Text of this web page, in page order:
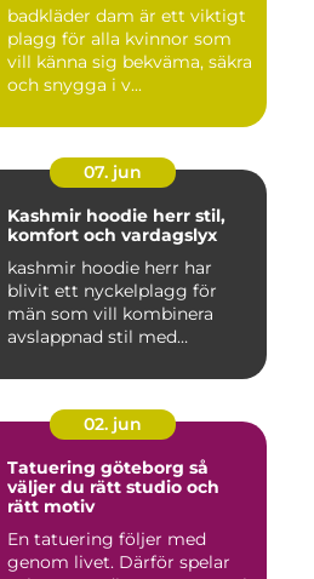
badkläder dam är ett viktigt
plagg för alla kvinnor som
vill känna sig bekväma, säkra
och snygga i v...
07. jun
Kashmir hoodie herr stil,
komfort och vardagslyx
kashmir hoodie herr har
blivit ett nyckelplagg för
män som vill kombinera
avslappnad stil med
02. jun
Tatuering göteborg så
väljer du rätt studio och
rätt motiv
En tatuering följer med
genom livet. Därför spelar